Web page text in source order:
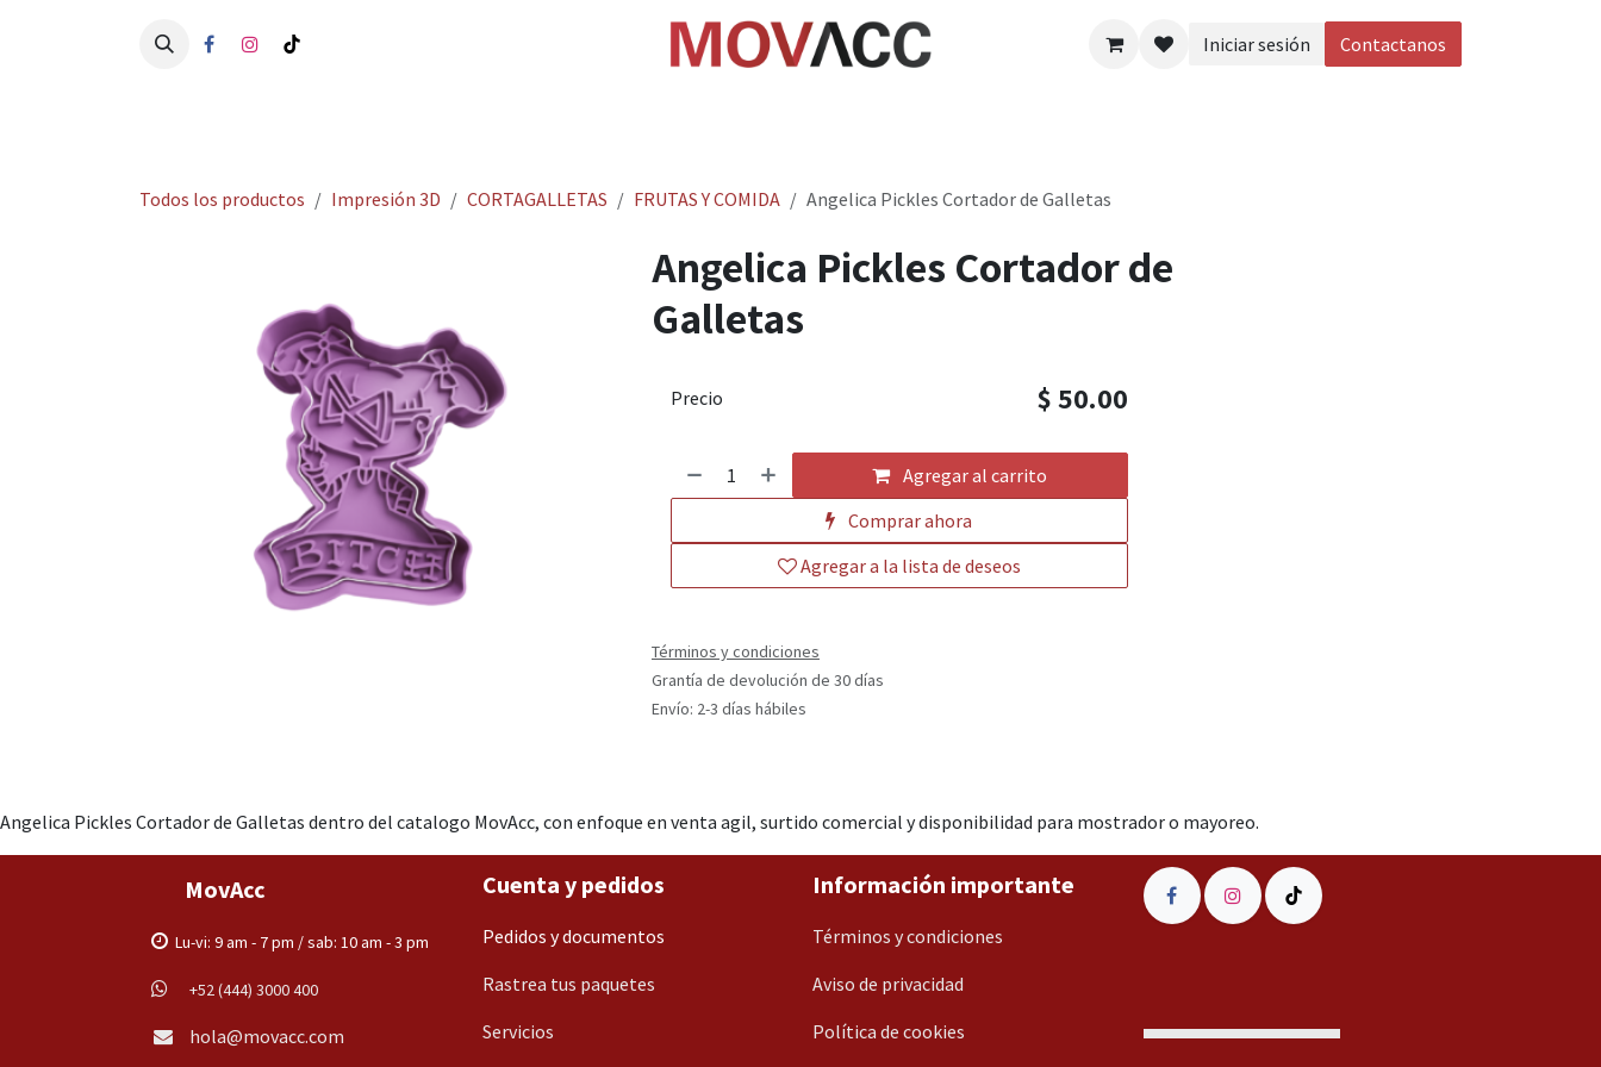
Iniciar sesión
Contactanos
Todos los productos Impresión 3D CORTAGALLETAS FRUTAS Y COMIDA Angelica Pickles Cortador de Galletas
Angelica Pickles Cortador de
Galletas
Agregar al carrito
Comprar ahora
Agregar a la lista de deseos
Precio $50.00
Términos y condiciones
Grantía de devolución de 30 días
Envío: 2-3 días hábiles
Angelica Pickles Cortador de Galletas dentro del catalogo MovAcc, con enfoque en venta agil, surtido comercial y disponibilidad para mostrador o mayoreo.
MovAcc
Lu-vi: 9 am - 7 pm / sab: 10 am - 3 pm
+52 (444) 3000 400
hola@movacc.com
Cuenta y pedidos
Pedidos y documentos
Rastrea tus paquetes
Servicios
Información importante
Términos y condiciones
Aviso de privacidad
Política de cookies